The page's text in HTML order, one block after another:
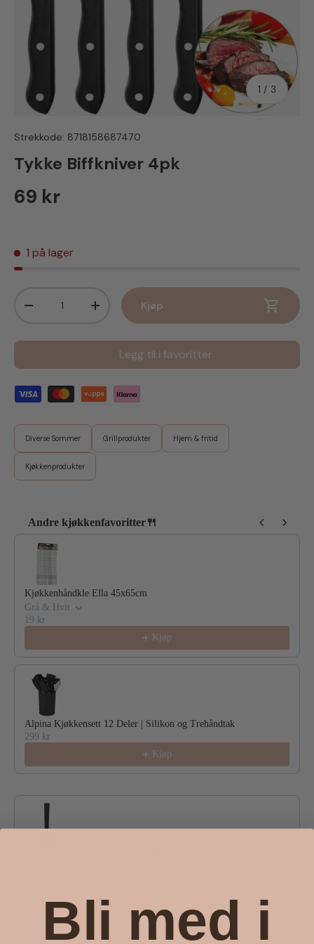
1 / av
3
Strekkode: 8718158687470
Tykke Biffkniver 4pk
Vanlig pris
69 kr
1 på lager
Senk antall
Øk antall Kjøp
Legg til i favoritter
Diverse Sommer Grillprodukter Hjem & fritid
Kjøkkenprodukter
Andre kjøkkenfavoritter🍴
Use the Previous and Next buttons to navigate through product
Kjøkkenhåndkle Ella 45x65cm
Grå & Hvit
19 kr
Kjøp
Alpina Kjøkkensett 12 Deler | Silikon og Trehåndtak
299 kr
Kjøp
Bli med i